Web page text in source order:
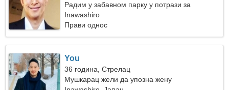
Радим у забавном парку у потрази за
невероватном женом
Inawashiro
Прави однос
You
36 година, Стрелац
Мушкарац жели да упозна жену